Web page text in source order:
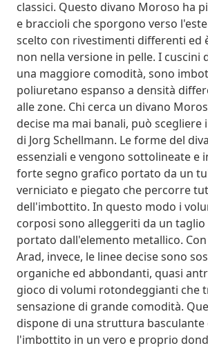
classici. Questo divano Moroso ha
e braccioli che sporgono verso
scelto con rivestimenti differenti ed
non nella versione in pelle. I cuscini
una maggiore comodità, sono
poliuretano espanso a densità
alle zone. Chi cerca un divano
decise ma mai banali, può scegliere
di Jorg Schellmann. Le forme del
essenziali e vengono sottolineate e
forte segno grafico portato da un
verniciato e piegato che percorre
dell'imbottito. In questo modo i
corposi sono alleggeriti da un
portato dall'elemento metallico. Con
Arad, invece, le linee decise sono
organiche ed abbondanti, quasi
gioco di volumi rotondeggianti che
sensazione di grande comodità.
dispone di una struttura
l'imbottito in un vero e proprio